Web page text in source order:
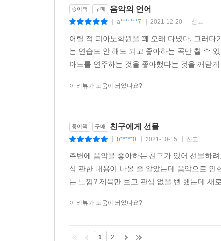
종이책 구매 음악의 언어
a*******7 2021-12-20 신고
어릴 적 피아노학원을 꽤 오래 다녔다. 그러
는 연습도 안 해도 되고 좋아하는 곡만 칠 수
아노를 연주하는 것을 좋아했다는 것을 깨닫
이 리뷰가 도움이 되었나요?
종이책 구매 친구에게 선물
b*****0 2021-10-15 신고
주변에 음악을 좋아하는 친구가 있어 선물하
식 관한 내용이 나올 줄 알았는데 음악으로
는 느낌? 제목만 보고 관심 없을 뻔 했는데 새
이 리뷰가 도움이 되었나요?
1 2